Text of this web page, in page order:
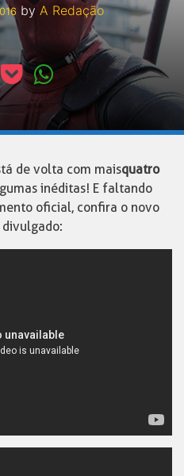
by A Redação
de volta com maisquatro
inéditas! E faltando
oficial, confira o novo